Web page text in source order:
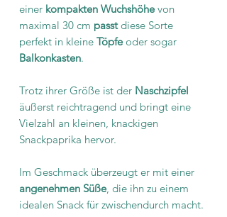
einer kompakten Wuchshöhevon
maximal 30 cm passtdiese Sorte
perfekt in kleine Töpfeoder sogar
Balkonkasten.
Trotz ihrer Größe ist der Naschzipfel
äußerst reichtragend und bringt eine
Vielzahl an kleinen, knackigen
Snackpaprika hervor.
Im Geschmack überzeugt er mit einer
angenehmen Süße, die ihn zu einem
idealen Snack für zwischendurch macht.